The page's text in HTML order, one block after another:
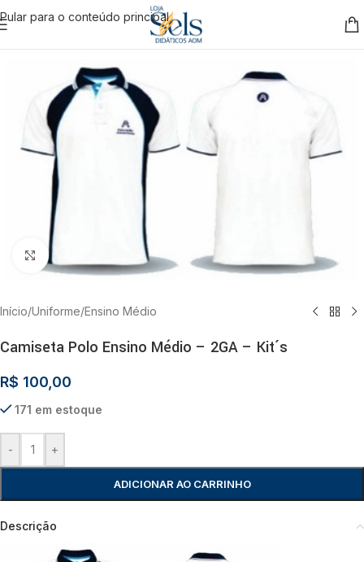
Pular para o conteúdo principal
Clique para ampliar
Início/Uniforme/Ensino Médio
Camiseta Polo Ensino Médio – 2GA – Kit´s
R$ 100,00
171 em estoque
- +
ADICIONAR AO CARRINHO
Descrição